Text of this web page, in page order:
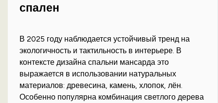
спален
В 2025 году наблюдается устойчивый тренд на
экологичность и тактильность в интерьере. В
контексте дизайна спальни мансарда это
выражается в использовании натуральных
материалов: древесина, камень, хлопок, лён.
Особенно популярна комбинация светлого дерева